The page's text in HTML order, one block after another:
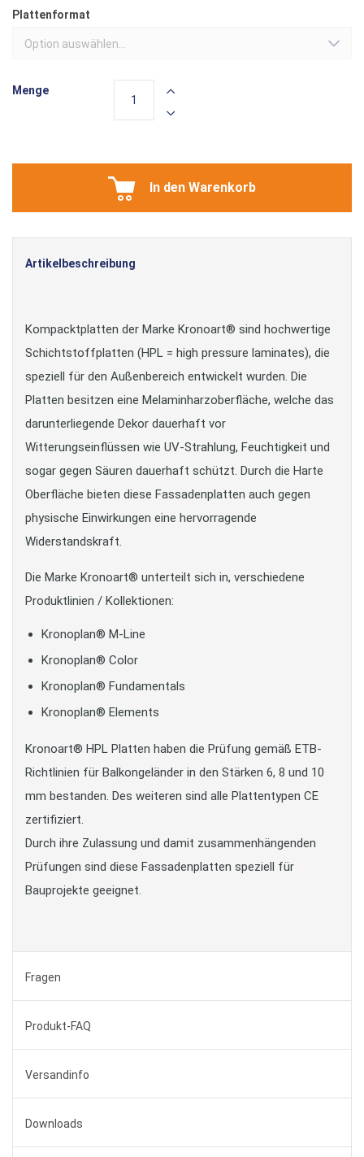
Plattenformat
Option auswählen...
Menge
In den Warenkorb
Artikelbeschreibung
Kompacktplatten der Marke Kronoart® sind hochwertige
Schichtstoffplatten (HPL = high pressure laminates), die
speziell für den Außenbereich entwickelt wurden. Die
Platten besitzen eine Melaminharzoberfläche, welche das
darunterliegende Dekor dauerhaft vor
Witterungseinflüssen wie UV-Strahlung, Feuchtigkeit und
sogar gegen Säuren dauerhaft schützt. Durch die Harte
Oberfläche bieten diese Fassadenplatten auch gegen
physische Einwirkungen eine hervorragende
Widerstandskraft.
Die Marke Kronoart® unterteilt sich in, verschiedene
Produktlinien / Kollektionen:
Kronoplan® M-Line
Kronoplan® Color
Kronoplan® Fundamentals
Kronoplan® Elements
Kronoart® HPL Platten haben die Prüfung gemäß ETB-
Richtlinien für Balkongeländer in den Stärken 6, 8 und 10
mm bestanden. Des weiteren sind alle Plattentypen CE
zertifiziert.
Durch ihre Zulassung und damit zusammenhängenden
Prüfungen sind diese Fassadenplatten speziell für
Bauprojekte geeignet.
Fragen
Produkt-FAQ
Versandinfo
Downloads